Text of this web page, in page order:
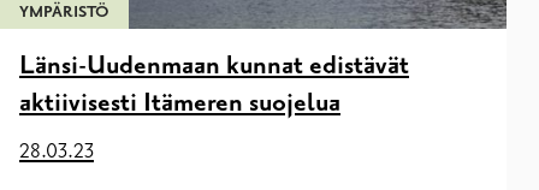
YMPÄRISTÖ
Länsi-Uudenmaan kunnat edistävät
aktiivisesti Itämeren suojelua
28.03.23